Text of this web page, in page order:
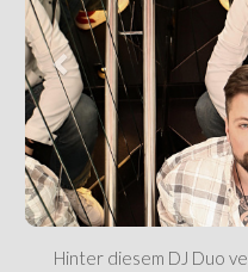
Hinter diesem DJ Duo